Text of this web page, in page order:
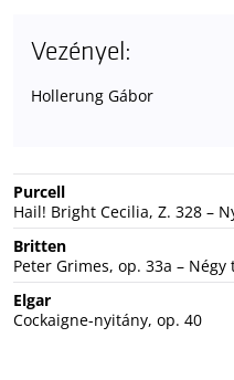
Vezényel:
Hollerung Gábor
Purcell
Hail! Bright Cecilia, Z. 328 –
Britten
Peter Grimes, op. 33a –
Elgar
Cockaigne-nyitány, op. 40